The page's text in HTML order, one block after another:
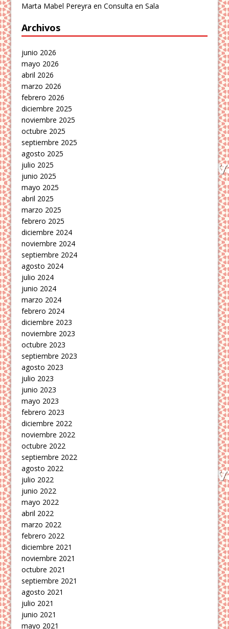
Marta Mabel Pereyra enConsulta en Sala
Archivos
junio 2026
mayo 2026
abril 2026
marzo 2026
febrero 2026
diciembre 2025
noviembre 2025
octubre 2025
septiembre 2025
agosto 2025
julio 2025
junio 2025
mayo 2025
abril 2025
marzo 2025
febrero 2025
diciembre 2024
noviembre 2024
septiembre 2024
agosto 2024
julio 2024
junio 2024
marzo 2024
febrero 2024
diciembre 2023
noviembre 2023
octubre 2023
septiembre 2023
agosto 2023
julio 2023
junio 2023
mayo 2023
febrero 2023
diciembre 2022
noviembre 2022
octubre 2022
septiembre 2022
agosto 2022
julio 2022
junio 2022
mayo 2022
abril 2022
marzo 2022
febrero 2022
diciembre 2021
noviembre 2021
octubre 2021
septiembre 2021
agosto 2021
julio 2021
junio 2021
mayo 2021